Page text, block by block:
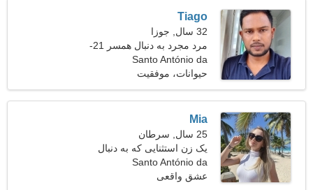
Tiago
32 سال, جوزا
مرد مجرد به دنبال همسر 21-
29
Santo António da
Charneca
حیوانات، موفقیت
Mia
25 سال, سرطان
یک زن استثنایی که به دنبال
یک رابطه پرشور است
Santo António da
Charneca، پرتغال
عشق واقعی